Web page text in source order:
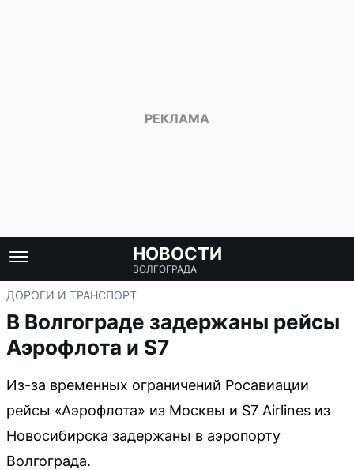
НОВОСТИ
ВОЛГОГРАДА
ДОРОГИ И ТРАНСПОРТ
В Волгограде задержаны рейсы
Аэрофлота и S7
Из-за временных ограничений Росавиации
рейсы «Аэрофлота» из Москвы и S7 Airlines из
Новосибирска задержаны в аэропорту
Волгограда.